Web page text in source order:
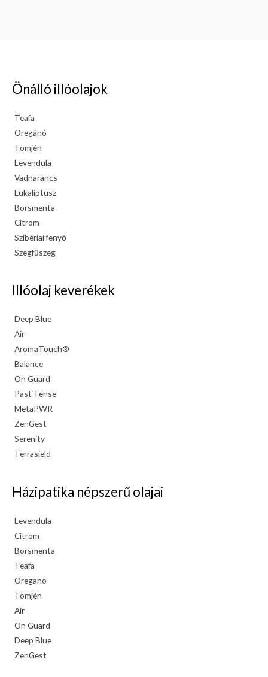
Önálló illóolajok
Teafa
Oregánó
Tömjén
Levendula
Vadnarancs
Eukaliptusz
Borsmenta
Citrom
Szibériai fenyő
Szegfűszeg
Illóolaj keverékek
Deep Blue
Air
AromaTouch®
Balance
On Guard
Past Tense
MetaPWR
ZenGest
Serenity
Terrasield
Házipatika népszerű olajai
Levendula
Citrom
Borsmenta
Teafa
Oregano
Tömjén
Air
On Guard
Deep Blue
ZenGest